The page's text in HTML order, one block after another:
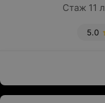
Стаж 11
5.0